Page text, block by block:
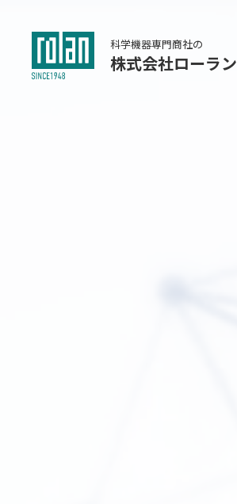
科学機器専門商社の
株式会社ローラン